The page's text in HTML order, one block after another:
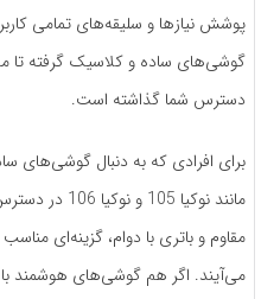
پوشش نیازها و سلیقه‌های تمامی
گوشی‌های ساده و کلاسیک گرفته تا
دسترس شما گذاشته است.
برای افرادی که به دنبال گوشی‌های
مانند نوکیا
مقاوم و باتری با دوام، گزینه‌ای
می‌آیند. اگر هم گوشی‌های هوشمند با